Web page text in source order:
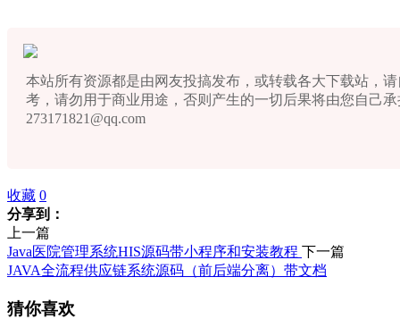
本站所有资源都是由网友投搞发布，或转载各大下载站，
考，请勿用于商业用途，否则产生的一切后果将由您自己
273171821@qq.com
收藏 0
分享到：
上一篇
Java医院管理系统HIS源码带小程序和安装教程 下一篇
JAVA全流程供应链系统源码（前后端分离）带文档
猜你喜欢